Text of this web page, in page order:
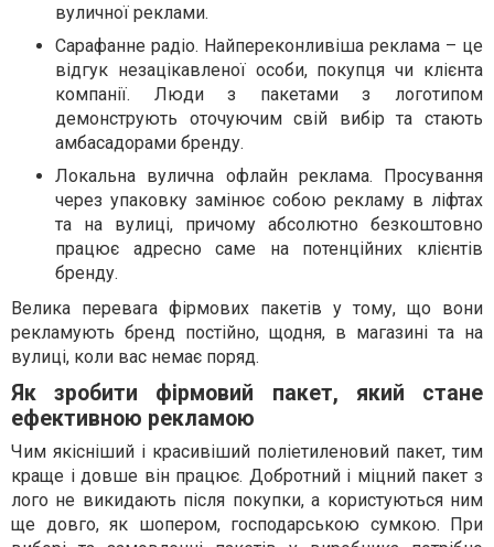
вуличної реклами.
Сарафанне радіо. Найпереконливіша реклама – це
відгук незацікавленої особи, покупця чи клієнта
компанії. Люди з пакетами з логотипом
демонструють оточуючим свій вибір та стають
амбасадорами бренду.
Локальна вулична офлайн реклама. Просування
через упаковку замінює собою рекламу в ліфтах
та на вулиці, причому абсолютно безкоштовно
працює адресно саме на потенційних клієнтів
бренду.
Велика перевага фірмових пакетів у тому, що вони
рекламують бренд постійно, щодня, в магазині та на
вулиці, коли вас немає поряд.
Як зробити фірмовий пакет, який стане
ефективною рекламою
Чим якісніший і красивіший поліетиленовий пакет, тим
краще і довше він працює. Добротний і міцний пакет з
лого не викидають після покупки, а користуються ним
ще довго, як шопером, господарською сумкою. При